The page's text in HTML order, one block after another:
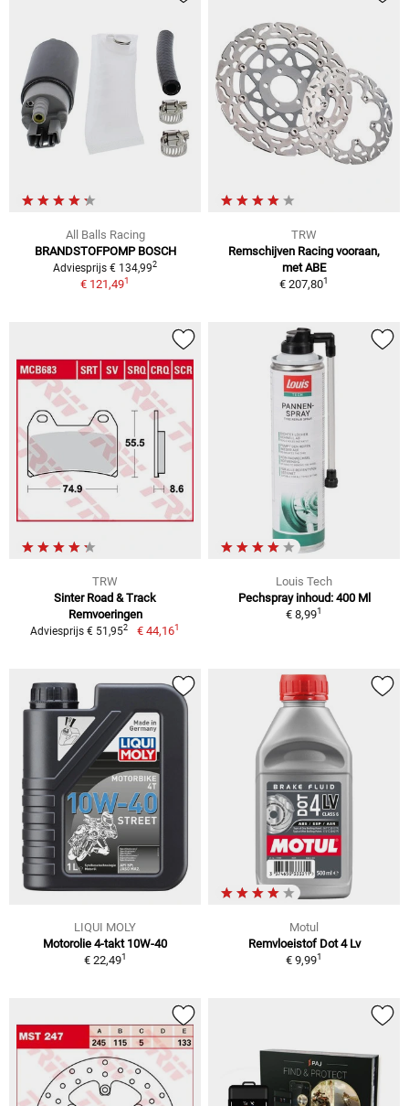
All Balls Racing
BRANDSTOFPOMP BOSCH
Adviesprijs € 134,992
€ 121,491
TRW
Remschijven Racing vooraan,
met ABE
€ 207,801
TRW
Sinter Road & Track
Remvoeringen
Adviesprijs € 51,952 € 44,161
Louis Tech
Pechspray inhoud: 400 Ml
€ 8,991
LIQUI MOLY
Motorolie 4-takt 10W-40
€ 22,491
Motul
Remvloeistof Dot 4 Lv
€ 9,991